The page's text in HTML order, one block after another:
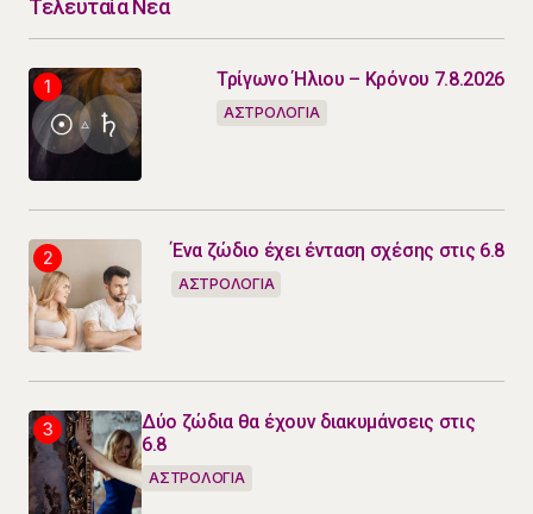
Τελευταία Νέα
Τρίγωνο Ήλιου – Κρόνου 7.8.2026
ΑΣΤΡΟΛΟΓΙΑ
Ένα ζώδιο έχει ένταση σχέσης στις 6.8
ΑΣΤΡΟΛΟΓΙΑ
Δύο ζώδια θα έχουν διακυμάνσεις στις
6.8
ΑΣΤΡΟΛΟΓΙΑ